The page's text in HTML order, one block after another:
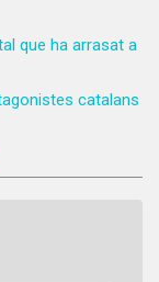
que ha arrasat a
catalans